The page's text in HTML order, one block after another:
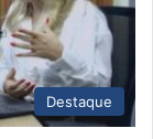
Destaque